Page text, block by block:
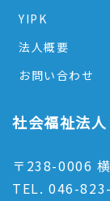
YIPK
法人概要
お問い合わせ
社会福祉法
〒238-0006
TEL. 046-